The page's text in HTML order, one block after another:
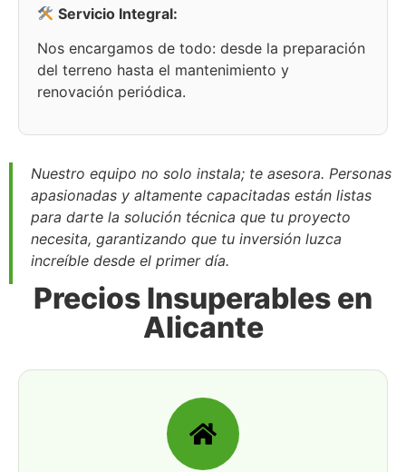
Servicio Integral:
Nos encargamos de todo: desde la preparación
del terreno hasta el mantenimiento y
renovación periódica.
Nuestro equipo no solo instala; te asesora. Personas
apasionadas y altamente capacitadas están listas
para darte la solución técnica que tu proyecto
necesita, garantizando que tu inversión luzca
increíble desde el primer día.
Precios Insuperables en
Alicante